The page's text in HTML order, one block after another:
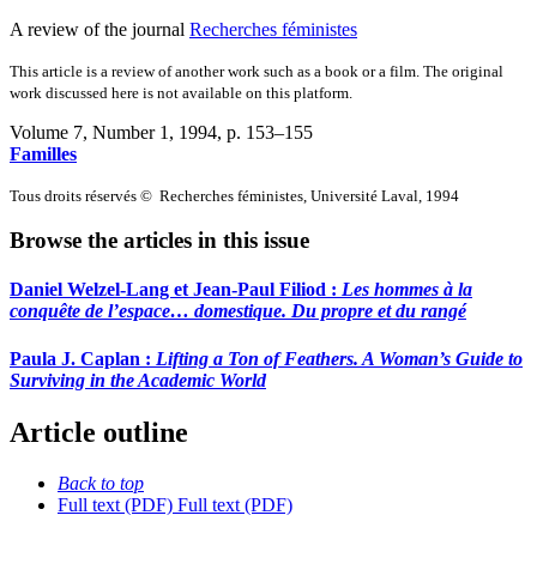
A review of the journal Recherches féministes
This article is a review of another work such as a book or a film. The original
work discussed here is not available on this platform.
Volume 7, Number 1, 1994, p. 153–155
Familles
Tous droits réservés © Recherches féministes, Université Laval, 1994
Browse the articles in this issue
Daniel Welzel-Lang et Jean-Paul Filiod : Les hommes à la
conquête de l’espace… domestique. Du propre et du rangé
Paula J. Caplan : Lifting a Ton of Feathers. A Woman’s Guide to
Surviving in the Academic World
Article outline
Back to top
Full text (PDF) Full text (PDF)